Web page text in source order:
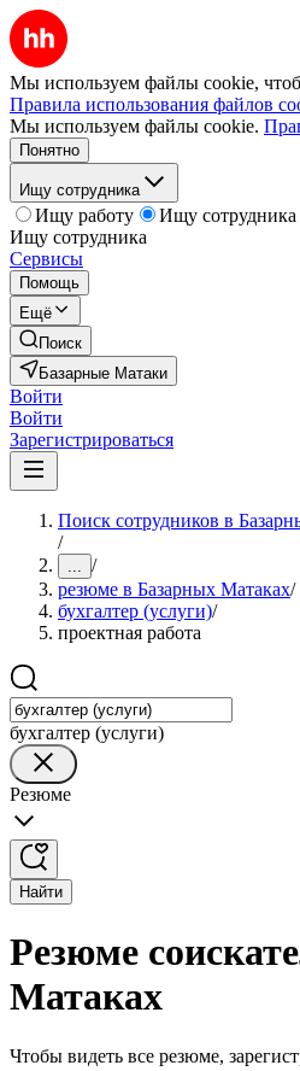
Мы используем файлы cookie,
Правила использования файлов
Мы используем файлы cookie.
Понятно
Ищу сотрудника
Ищу работу
Ищу сотрудника
Ищу сотрудника
Сервисы
Помощь
Ещё
Поиск
Базарные Матаки
Войти
Войти
Зарегистрироваться
Поиск сотрудников в
/
... /
резюме в Базарных Матаках/
бухгалтер (услуги)/
проектная работа
бухгалтер (услуги)
Резюме
Найти
Резюме
Матаках
Чтобы видеть все резюме,